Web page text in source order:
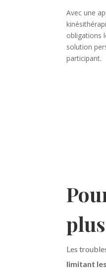
Avec une
obligations
solution
participant.
Les
limitant